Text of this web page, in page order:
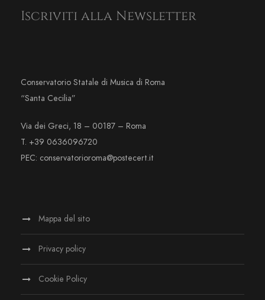
Iscriviti alla Newsletter
Conservatorio Statale di Musica di Roma
“Santa Cecilia”
Via dei Greci, 18 – 00187 – Roma
T. +39 0636096720
PEC: conservatorioroma@postecert.it
Mappa del sito
Privacy policy
Cookie Policy